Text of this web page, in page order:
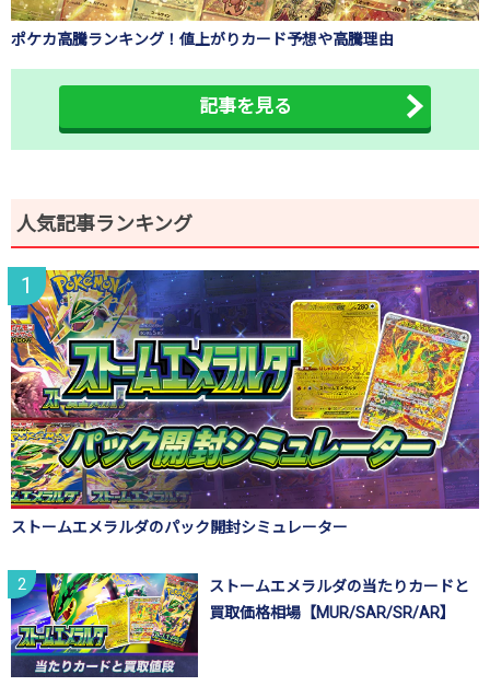
ポケカ高騰ランキング！値上がりカード予想や高騰理由
記事を見る
人気記事ランキング
ストームエメラルダのパック開封シミュレーター
ストームエメラルダの当たりカードと
買取価格相場【MUR/SAR/SR/AR】